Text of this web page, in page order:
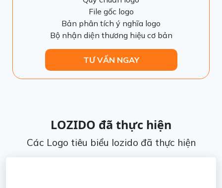
File gốc logo
Bản phân tích ý nghĩa logo
Bộ nhận diện thương hiệu cơ bản
TƯ VẤN NGAY
LOZIDO đã thực hiện
Các Logo tiêu biểu lozido đã thực hiện